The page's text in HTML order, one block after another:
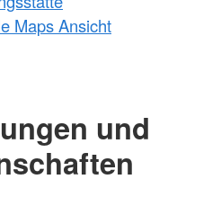
Maps Ansicht
und